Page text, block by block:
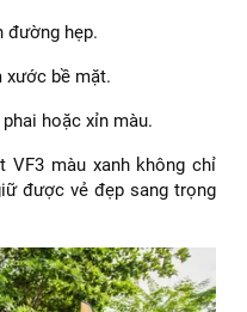
đường hẹp.
xước bề mặt.
hoặc xỉn màu.
VF3 màu xanh không chỉ
được vẻ đẹp sang trọng